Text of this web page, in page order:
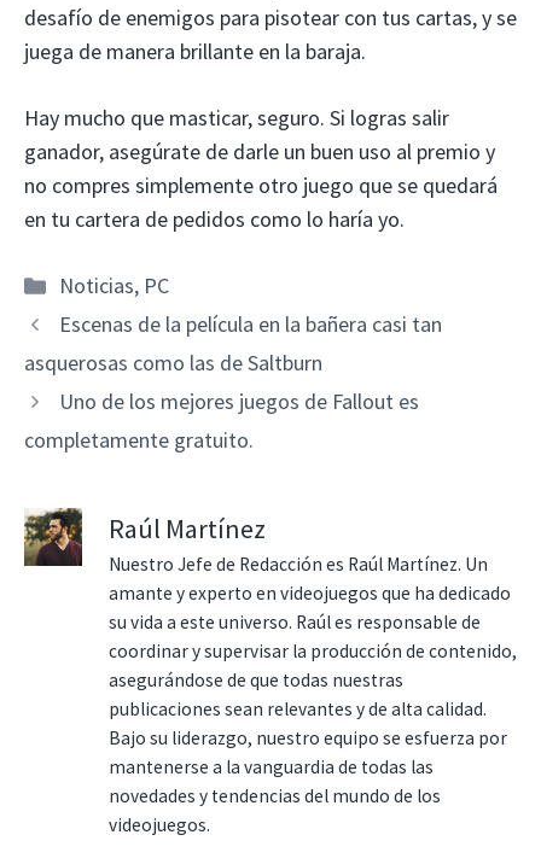
desafío de enemigos para pisotear con tus cartas, y se
juega de manera brillante en la baraja.
Hay mucho que masticar, seguro. Si logras salir
ganador, asegúrate de darle un buen uso al premio y
no compres simplemente otro juego que se quedará
en tu cartera de pedidos como lo haría yo.
Categorías
Noticias, PC
Escenas de la película en la bañera casi tan
asquerosas como las de Saltburn
Uno de los mejores juegos de Fallout es
completamente gratuito.
Raúl Martínez
Nuestro Jefe de Redacción es Raúl Martínez. Un
amante y experto en videojuegos que ha dedicado
su vida a este universo. Raúl es responsable de
coordinar y supervisar la producción de contenido,
asegurándose de que todas nuestras
publicaciones sean relevantes y de alta calidad.
Bajo su liderazgo, nuestro equipo se esfuerza por
mantenerse a la vanguardia de todas las
novedades y tendencias del mundo de los
videojuegos.